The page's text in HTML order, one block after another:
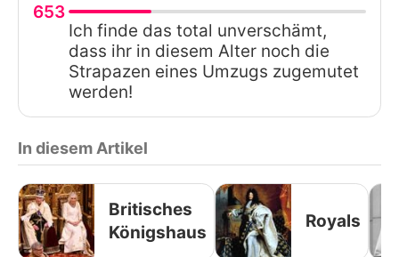
653
Ich finde das total unverschämt,
dass ihr in diesem Alter noch die
Strapazen eines Umzugs zugemutet
werden!
In diesem Artikel
Britisches
Königshaus
Royals